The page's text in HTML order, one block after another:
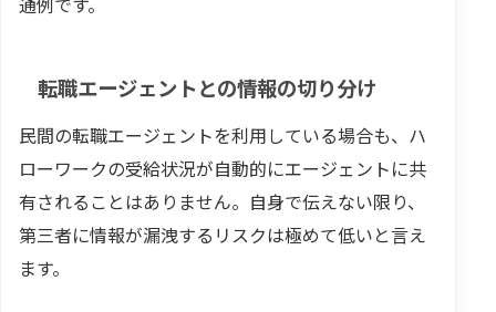
転職エージェントとの情報の切り分け
民間の転職エージェントを利用している場合も、ハ
ローワークの受給状況が自動的にエージェントに共
有されることはありません。自身で伝えない限り、
第三者に情報が漏洩するリスクは極めて低いと言え
ます。